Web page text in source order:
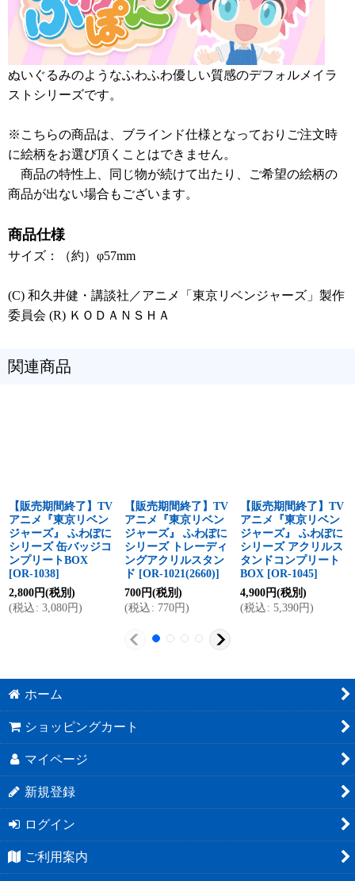
ぬいぐるみのようなふわふわ優しい質感のデフォルメイラ
ストシリーズです。
※こちらの商品は、ブラインド仕様となっておりご注文時
に絵柄をお選び頂くことはできません。
商品の特性上、同じ物が続けて出たり、ご希望の絵柄の
商品が出ない場合もございます。
商品仕様
サイズ：（約）φ57mm
(C) 和久井健・講談社／アニメ「東京リベンジャーズ」製作
委員会 (R) ＫＯＤＡＮＳＨＡ
関連商品
【販売期間終了】TV
アニメ『東京リベン
ジャーズ』 ふわぽに
シリーズ 缶バッジコ
ンプリートBOX
[OR-1038]
2,800 円(税別)
(税込 : 3,080円)
【販売期間終了】TV
アニメ『東京リベン
ジャーズ』 ふわぽに
シリーズ トレーディ
ングアクリルスタン
ド [OR-1021(2660)]
700 円(税別)
(税込 : 770円)
【販売期間終了】TV
アニメ『東京リベン
ジャーズ』 ふわぽに
シリーズ アクリルス
タンドコンプリート
BOX [OR-1045]
4,900 円(税別)
(税込 : 5,390円)
ホーム
ショッピングカート
マイページ
新規登録
ログイン
ご利用案内